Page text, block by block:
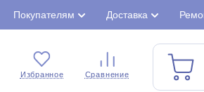
Покупателям Доставка
Избранное Сравнение